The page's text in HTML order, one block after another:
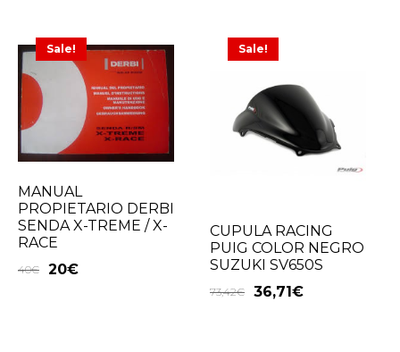
Sale!
MANUAL
PROPIETARIO DERBI
SENDA X-TREME / X-
RACE
40€ 20€
Sale!
CUPULA RACING
PUIG COLOR NEGRO
SUZUKI SV650S
73,42€ 36,71€